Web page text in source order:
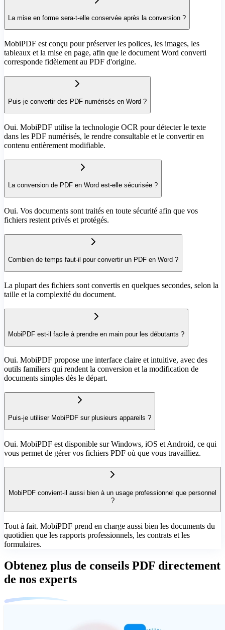
La mise en forme sera-t-elle conservée après la conversion ?
MobiPDF est conçu pour préserver les polices, les images, les
tableaux et la mise en page, afin que le document Word converti
corresponde fidèlement au PDF d'origine.
Puis-je convertir des PDF numérisés en Word ?
Oui. MobiPDF utilise la technologie OCR pour détecter le texte
dans les PDF numérisés, le rendre consultable et le convertir en
contenu entièrement modifiable.
La conversion de PDF en Word est-elle sécurisée ?
Oui. Vos documents sont traités en toute sécurité afin que vos
fichiers restent privés et protégés.
Combien de temps faut-il pour convertir un PDF en Word ?
La plupart des fichiers sont convertis en quelques secondes, selon la
taille et la complexité du document.
MobiPDF est-il facile à prendre en main pour les débutants ?
Oui. MobiPDF propose une interface claire et intuitive, avec des
outils familiers qui rendent la conversion et la modification de
documents simples dès le départ.
Puis-je utiliser MobiPDF sur plusieurs appareils ?
Oui. MobiPDF est disponible sur Windows, iOS et Android, ce qui
vous permet de gérer vos fichiers PDF où que vous travailliez.
MobiPDF convient-il aussi bien à un usage professionnel que personnel
?
Tout à fait. MobiPDF prend en charge aussi bien les documents du
quotidien que les rapports professionnels, les contrats et les
formulaires.
Obtenez plus de conseils PDF directement
de nos experts